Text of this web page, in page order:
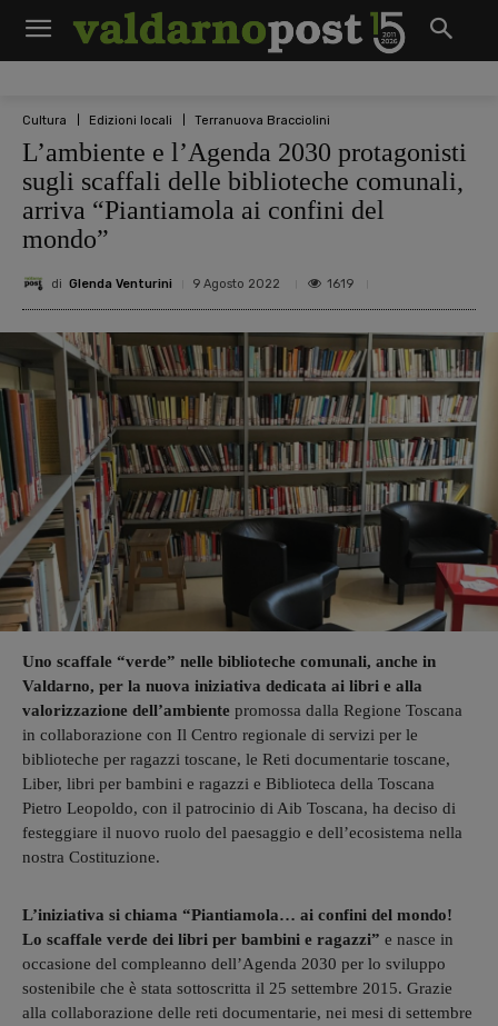
Cultura Edizioni locali Terranuova Bracciolini
L’ambiente e l’Agenda 2030 protagonisti
sugli scaffali delle biblioteche comunali,
arriva “Piantiamola ai confini del
mondo”
di Glenda Venturini 9 Agosto 2022 1619
Uno scaffale “verde” nelle biblioteche comunali, anche in
Valdarno, per la nuova iniziativa dedicata ai libri e alla
valorizzazione dell’ambiente promossa dalla Regione Toscana
in collaborazione con Il Centro regionale di servizi per le
biblioteche per ragazzi toscane, le Reti documentarie toscane,
Liber, libri per bambini e ragazzi e Biblioteca della Toscana
Pietro Leopoldo, con il patrocinio di Aib Toscana, ha deciso di
festeggiare il nuovo ruolo del paesaggio e dell’ecosistema nella
nostra Costituzione.
L’iniziativa si chiama “Piantiamola… ai confini del mondo!
Lo scaffale verde dei libri per bambini e ragazzi” e nasce in
occasione del compleanno dell’Agenda 2030 per lo sviluppo
sostenibile che è stata sottoscritta il 25 settembre 2015. Grazie
alla collaborazione delle reti documentarie, nei mesi di settembre